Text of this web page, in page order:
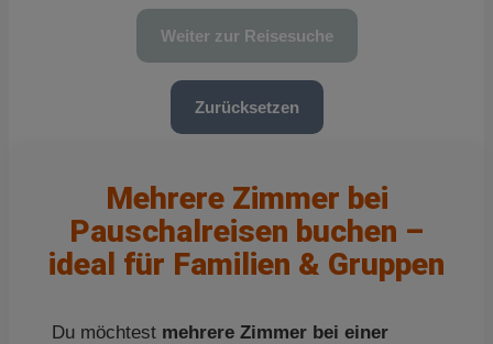
Weiter zur Reisesuche
Zurücksetzen
Mehrere Zimmer bei
Pauschalreisen buchen –
ideal für Familien & Gruppen
Du möchtest mehrere Zimmer bei einer